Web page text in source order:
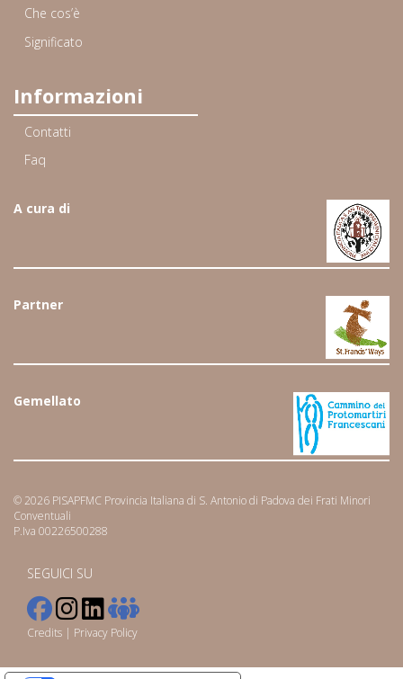
Che cos’è
Significato
Informazioni
Contatti
Faq
A cura di
Partner
Gemellato
© 2026 PISAPFMC Provincia Italiana di S. Antonio di Padova dei Frati Minori
Conventuali
P.Iva 00226500288
SEGUICI SU
Credits | Privacy Policy